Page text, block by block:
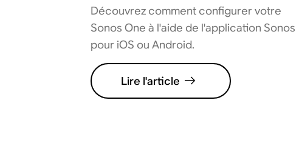
Découvrez comment configurer votre
Sonos One à l'aide de l'application Sonos
pour iOS ou Android.
Lire l'article